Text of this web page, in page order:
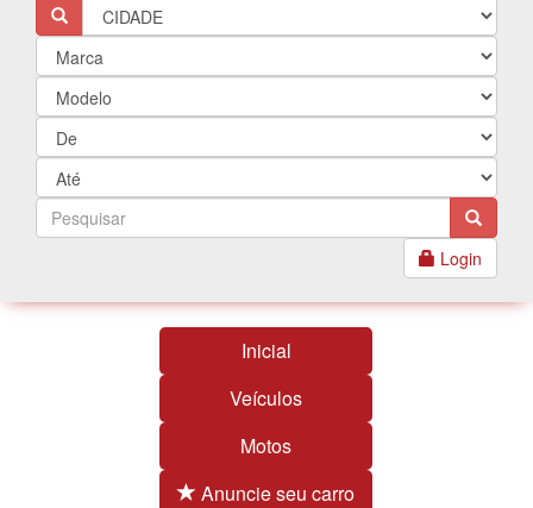
Login
Inicial
Veículos
Motos
Anuncie seu carro